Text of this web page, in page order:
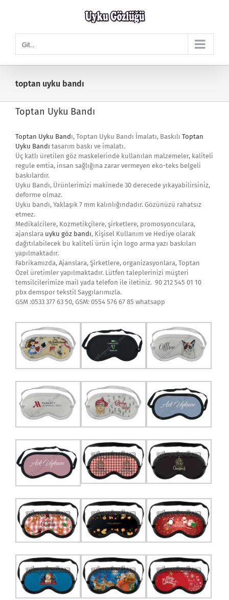
Git...
toptan uyku bandı
Toptan Uyku Bandı
Toptan Uyku Bandı, Toptan Uyku Bandı İmalatı, Baskılı Toptan
Uyku Bandı tasarım baskı ve imalatı.
Üç katlı üretilen göz maskelerinde kullanılan malzemeler, kaliteli
regule emtia, insan sağlığına zarar vermeyen eko-teks belgeli
baskılardır.
Uyku Bandı, Ürünlerimizi makinede 30 derecede yıkayabilirsiniz,
deforme olmaz.
Uyku bandı, Yaklaşık 7 mm kalınlığındadır. Gözünüzü rahatsız
etmez.
Medikalcilere, Kozmetikçilere, şirketlere, promosyonculara,
ajanslara uyku göz bandı, Kişisel Kullanım ve Hediye olarak
dağıtılabilecek bu kaliteli ürün için logo arma yazı baskıları
yapılmaktadır.
Fabrikamızda, Ajanslara, Şirketlere, organizasyonlara, Toptan
Özel üretimler yapılmaktadır. Lütfen taleplerinizi müşteri
temsilcilerimize mail yada telefon ile iletiniz. 90 212 545 01 10
pbx demspor tekstil Saygılarımızla.
GSM :0533 377 63 50, GSM: 0554 576 67 85 whatsapp